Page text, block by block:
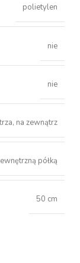
polietylen
nie
nie
na zewnątrz
półką
50 cm